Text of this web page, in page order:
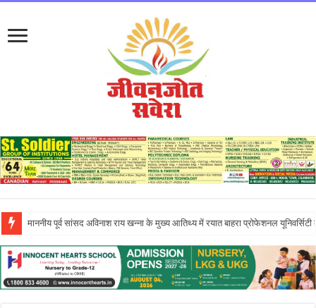
इन्नोसेंट हार्ट्स स्कूल में ‘दिशा – एन इनिशिएटिव’ के तहत आयोजित एंटरप्रेन्योरशिप सेमिनार